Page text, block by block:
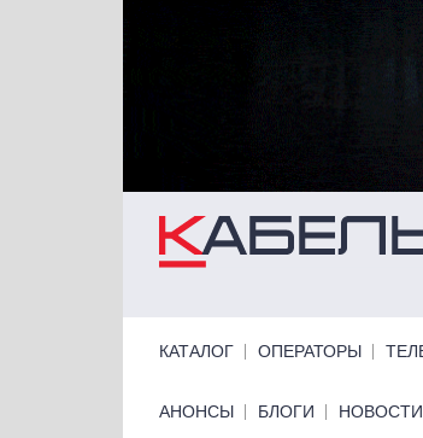
КАТАЛОГ ОПЕРАТОРЫ
Primary links bottom
АНОНСЫ БЛОГИ НОВОСТИ